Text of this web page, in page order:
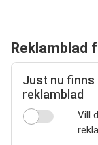
Reklamblad
Just nu finns
reklamblad
Vill